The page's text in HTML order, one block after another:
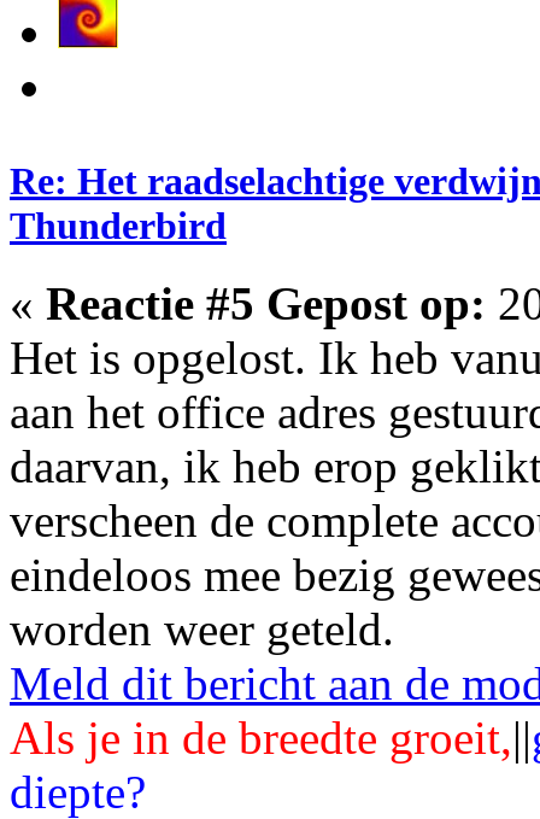
Re: Het raadselachtige
Thunderbird
« Reactie #5 Gepost op:
Het is opgelost. Ik heb
aan het office adres
daarvan, ik heb erop
verscheen de complete
eindeloos mee bezig
worden weer geteld.
Meld dit bericht aan de
Als je in de breedte groeit,||
diepte?